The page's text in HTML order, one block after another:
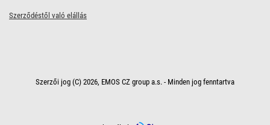
Szerződéstől való elállás
Szerzői jog (C) 2026, EMOS CZ group a.s. - Minden jog fenntartva